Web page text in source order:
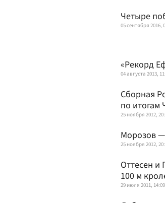
Четыре
05 сентября 2016,
«Рекорд
04 августа 2013,
Сборная
по итогам
25 ноября 2012,
Морозов
25 ноября 2012,
Оттесен и
100 м
29 июля 2011, 14:09